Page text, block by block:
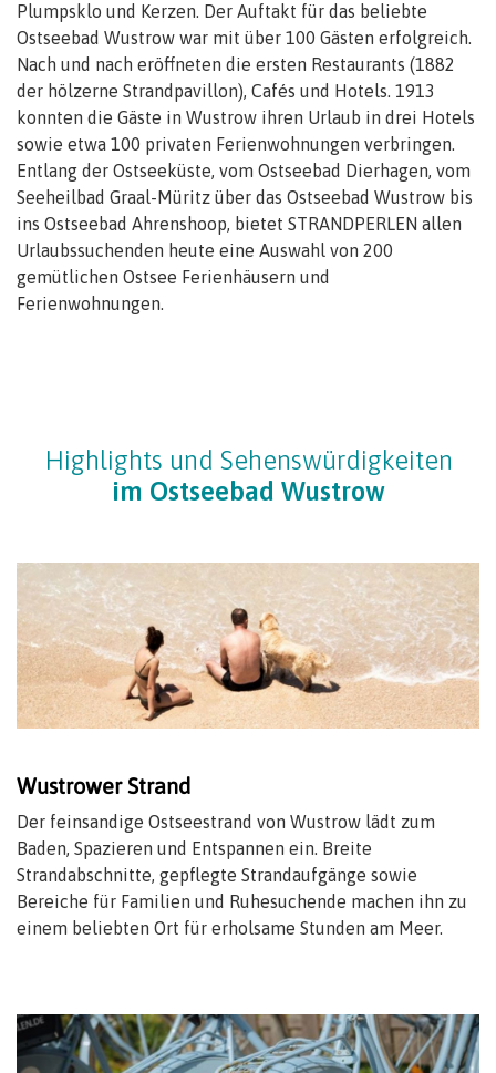
Plumpsklo und Kerzen. Der Auftakt für das beliebte
Ostseebad Wustrow war mit über 100 Gästen erfolgreich.
Nach und nach eröffneten die ersten Restaurants (1882
der hölzerne Strandpavillon), Cafés und Hotels. 1913
konnten die Gäste in Wustrow ihren Urlaub in drei Hotels
sowie etwa 100 privaten Ferienwohnungen verbringen.
Entlang der Ostseeküste, vom Ostseebad Dierhagen, vom
Seeheilbad Graal-Müritz über das Ostseebad Wustrow bis
ins Ostseebad Ahrenshoop, bietet STRANDPERLEN allen
Urlaubssuchenden heute eine Auswahl von 200
gemütlichen Ostsee Ferienhäusern und
Ferienwohnungen.
Highlights und Sehenswürdigkeiten
im Ostseebad Wustrow
Wustrower Strand
Der feinsandige Ostseestrand von Wustrow lädt zum
Baden, Spazieren und Entspannen ein. Breite
Strandabschnitte, gepflegte Strandaufgänge sowie
Bereiche für Familien und Ruhesuchende machen ihn zu
einem beliebten Ort für erholsame Stunden am Meer.